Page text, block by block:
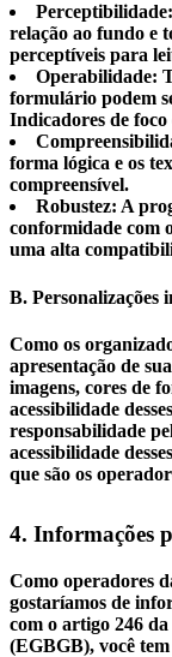
Perceptibilidade:
relação ao fundo e
perceptíveis para
Operabilidade:
formulário podem
Indicadores de
forma lógica e os
compreensível.
Robustez: A
conformidade com
uma alta
B. Personalizações
Como os
apresentação de
imagens, cores de
acessibilidade
responsabilidade
acessibilidade
que são os
4. Informações
Como operadores
gostaríamos de
com o artigo 246
(EGBGB), você